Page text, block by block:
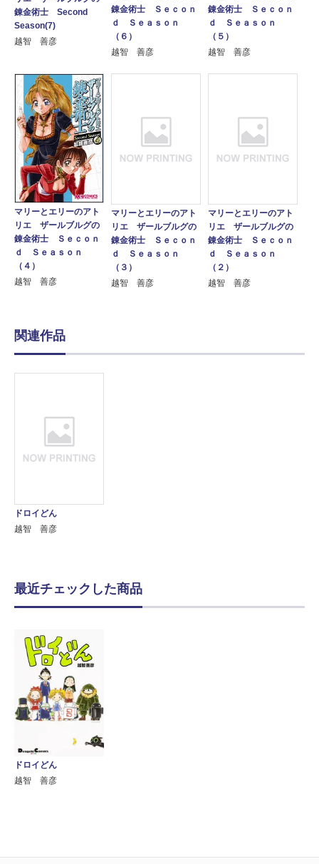
錬金術士 Second
Season(7)
越智 善彦
錬金術士 Ｓｅｃｏｎ
ｄ Ｓｅａｓｏｎ
（６）
越智 善彦
錬金術士 Ｓｅｃｏｎ
ｄ Ｓｅａｓｏｎ
（５）
越智 善彦
マリーとエリーのアト
リエ ザールブルグの
錬金術士 Ｓｅｃｏｎ
ｄ Ｓｅａｓｏｎ
（４）
越智 善彦
マリーとエリーのアト
リエ ザールブルグの
錬金術士 Ｓｅｃｏｎ
ｄ Ｓｅａｓｏｎ
（３）
越智 善彦
マリーとエリーのアト
リエ ザールブルグの
錬金術士 Ｓｅｃｏｎ
ｄ Ｓｅａｓｏｎ
（２）
越智 善彦
関連作品
ドロイどん
越智 善彦
最近チェックした商品
ドロイどん
越智 善彦